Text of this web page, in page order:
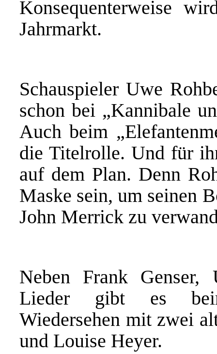
Konsequenterweise
Jahrmarkt.
Schauspieler Uwe
schon bei „Kannibale
Auch beim
die Titelrolle. Und für
auf dem Plan. Denn
Maske sein, um seinen
John Merrick zu
Neben Frank Genser,
Lieder gibt es
Wiedersehen mit zwei
und Louise Heyer.